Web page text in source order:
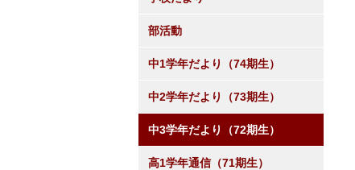
部活動
中1学年だより（74期生）
中2学年だより（73期生）
中3学年だより（72期生）
高1学年通信（71期生）